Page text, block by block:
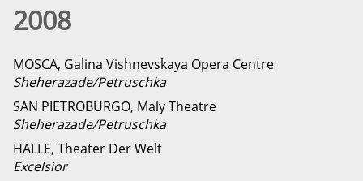
2008
MOSCA, Galina Vishnevskaya Opera Centre
Sheherazade/Petruschka
SAN PIETROBURGO, Maly Theatre
Sheherazade/Petruschka
HALLE, Theater Der Welt
Excelsior